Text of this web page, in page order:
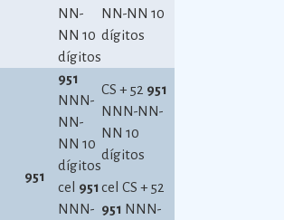
NN-
NN 10
dígitos
NN-NN 10
dígitos
951
951
NNN-
NN-
NN 10
dígitos
CS + 52 951
NNN-NN-
NN 10
dígitos
cel 951
NNN-
cel CS + 52
951 NNN-